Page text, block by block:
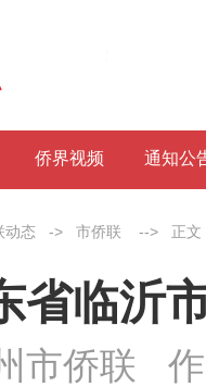
侨界视频 通知公
动态 -> 市侨联 --> 正文
省临沂
市侨联